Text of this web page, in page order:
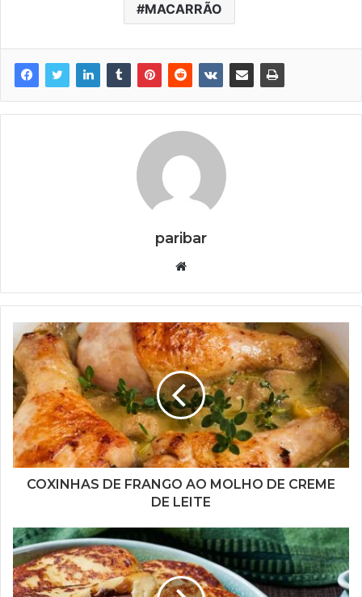
MACARRÃO
paribar
Website
COXINHAS DE FRANGO AO MOLHO DE CREME
DE LEITE